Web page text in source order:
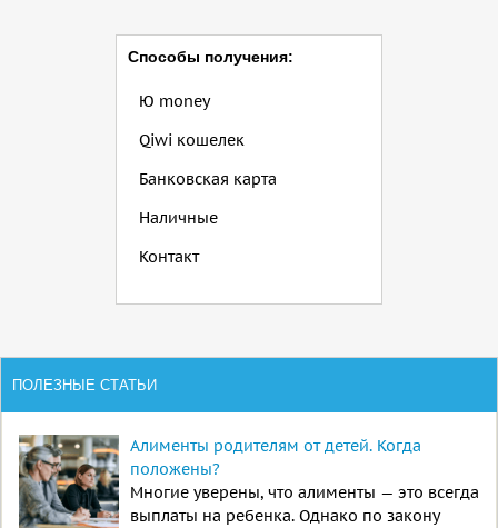
Способы получения:
Ю money
Qiwi кошелек
Банковская карта
Наличные
Контакт
ПОЛЕЗНЫЕ СТАТЬИ
Алименты родителям от детей. Когда
положены?
Многие уверены, что алименты — это всегда
выплаты на ребенка. Однако по закону